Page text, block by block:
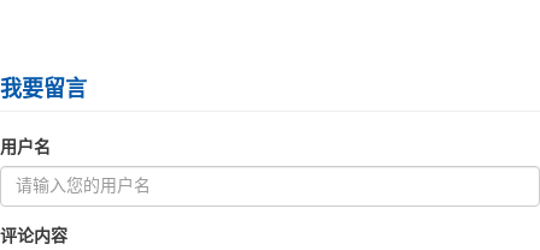
我要留言
用户名
评论内容